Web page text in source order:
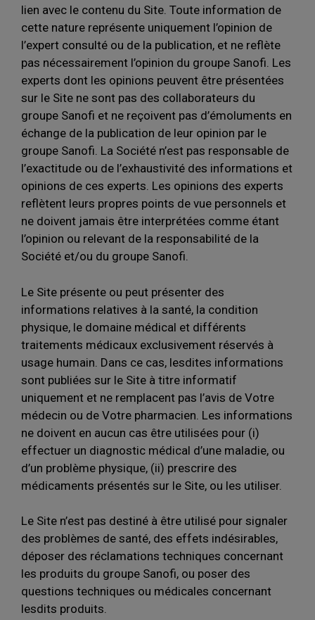
lien avec le contenu du Site. Toute information de
cette nature représente uniquement l’opinion de
l’expert consulté ou de la publication, et ne reflète
pas nécessairement l’opinion du groupe Sanofi. Les
experts dont les opinions peuvent être présentées
sur le Site ne sont pas des collaborateurs du
groupe Sanofi et ne reçoivent pas d’émoluments en
échange de la publication de leur opinion par le
groupe Sanofi. La Société n’est pas responsable de
l’exactitude ou de l’exhaustivité des informations et
opinions de ces experts. Les opinions des experts
reflètent leurs propres points de vue personnels et
ne doivent jamais être interprétées comme étant
l’opinion ou relevant de la responsabilité de la
Société et/ou du groupe Sanofi.
Le Site présente ou peut présenter des
informations relatives à la santé, la condition
physique, le domaine médical et différents
traitements médicaux exclusivement réservés à
usage humain. Dans ce cas, lesdites informations
sont publiées sur le Site à titre informatif
uniquement et ne remplacent pas l’avis de Votre
médecin ou de Votre pharmacien. Les informations
ne doivent en aucun cas être utilisées pour (i)
effectuer un diagnostic médical d’une maladie, ou
d’un problème physique, (ii) prescrire des
médicaments présentés sur le Site, ou les utiliser.
Le Site n’est pas destiné à être utilisé pour signaler
des problèmes de santé, des effets indésirables,
déposer des réclamations techniques concernant
les produits du groupe Sanofi, ou poser des
questions techniques ou médicales concernant
lesdits produits.